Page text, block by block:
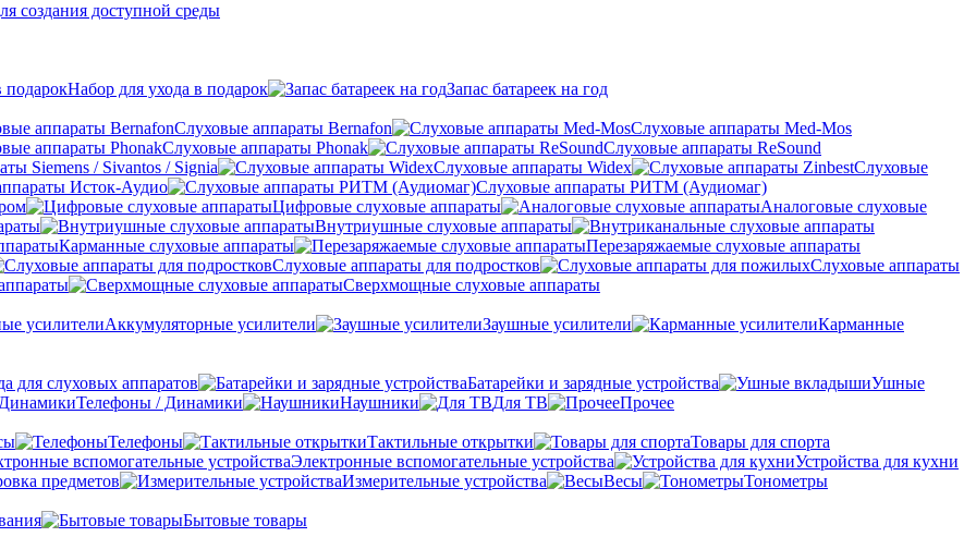
создания доступной среды
Набор для ухода в подарок Запас батареек на год
Слуховые аппараты Bernafon
Слуховые аппараты Med-Mos
Слуховые аппараты Phonak
Слуховые аппараты ReSound
Siemens / Sivantos / Signia
Слуховые аппараты Widex
Слуховые
Исток-Аудио
Слуховые аппараты РИТМ (Аудиомаг)
Цифровые слуховые аппараты
Аналоговые слуховые
Внутриушные слуховые аппараты
Карманные слуховые аппараты
Перезаряжаемые слуховые аппараты
Слуховые аппараты для подростков
Слуховые аппараты
Сверхмощные слуховые аппараты
Аккумуляторные усилители Заушные усилители Карманные
для слуховых аппаратов Батарейки и зарядные устройства
Ушные
Телефоны / Динамики
Наушники Для ТВ Прочее
Телефоны Тактильные открытки
Товары для спорта
Электронные вспомогательные устройства
Устройства для кухни
предметов
Измерительные устройства Весы Тонометры
Бытовые товары